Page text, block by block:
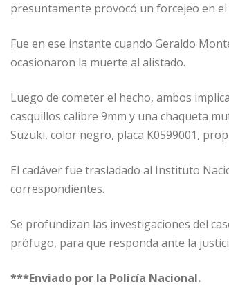
presuntamente provocó un forcejeo en
Fue en ese instante cuando Geraldo
ocasionaron la muerte al alistado.
Luego de cometer el hecho, ambos
casquillos calibre 9mm y una chaqueta
Suzuki, color negro, placa K0599001,
El cadáver fue trasladado al Instituto
correspondientes.
Se profundizan las investigaciones del
prófugo, para que responda ante la
***Enviado por la Policía Nacional.